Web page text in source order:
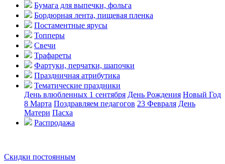
Бумага для выпечки, фольга
Бордюрная лента, пищевая пленка
Постаментные ярусы
Топперы
Свечи
Трафареты
Фартуки, перчатки, шапочки
Праздничная атрибутика
Тематические праздники
День влюбленных 1 сентября День Рождения Новый Год
8 Марта Поздравляем педагогов 23 Февраля День
Матери Пасха
Распродажа
Скидки постоянным